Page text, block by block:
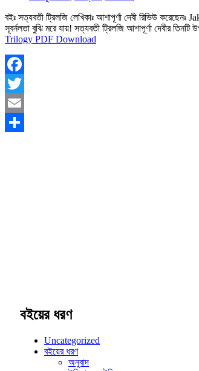
বইঃ সত্যবতী ট্রিলজি লেখিকাঃ আশাপূর্ণা দেবী রিভিউ
সূবর্নলতা বুঝি মরে যায়! সত্যবতী ট্রিলজি আশাপূর্ণা দেবীর
Trilogy PDF Download
Facebook
Twitter
Email
বইয়ের ধরণ
Uncategorized
বইয়ের ধরণ
অনুবাদ